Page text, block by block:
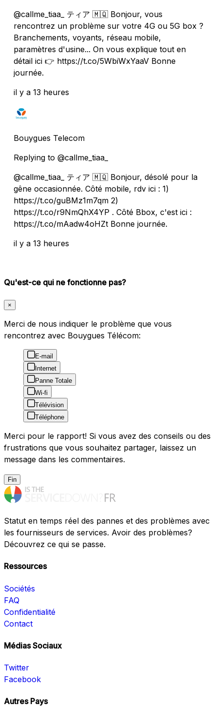
@callme_tiaa_ ティア 🇲🇶 Bonjour, vous
rencontrez un problème sur votre 4G ou 5G box ?
Branchements, voyants, réseau mobile,
paramètres d'usine... On vous explique tout en
détail ici 👉 https://t.co/5WbiWxYaaV Bonne
journée.
il y a 13 heures
Bouygues Telecom
Replying to @callme_tiaa_
@callme_tiaa_ ティア 🇲🇶 Bonjour, désolé pour la
gêne occasionnée. Côté mobile, rdv ici : 1)
https://t.co/guBMz1m7qm 2)
https://t.co/r9NmQhX4YP . Côté Bbox, c'est ici :
https://t.co/mAadw4oHZt Bonne journée.
il y a 13 heures
Qu'est-ce qui ne fonctionne pas?
×
Merci de nous indiquer le problème que vous
rencontrez avec Bouygues Télécom:
E-mail
Internet
Panne Totale
Wi-fi
Télévision
Téléphone
Merci pour le rapport! Si vous avez des conseils ou des
frustrations que vous souhaitez partager, laissez un
message dans les commentaires.
Fin
Statut en temps réel des pannes et des problèmes avec
les fournisseurs de services. Avoir des problèmes?
Découvrez ce qui se passe.
Ressources
Sociétés
FAQ
Confidentialité
Contact
Médias Sociaux
Twitter
Facebook
Autres Pays